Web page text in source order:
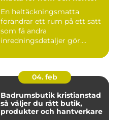
En heltäckningsmatta
förändrar ett rum på ett sätt
som få andra
inredningsdetaljer gör.
04. feb
Badrumsbutik kristianstad
så väljer du rätt butik,
produkter och hantverkare